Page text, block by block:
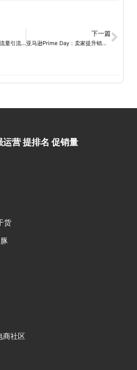
亚马逊listing：5种外部流量引流策略法宝
下一篇
亚马逊Prime Day：卖家提升销售的技巧
营 提排名 促销量​
货
商社区